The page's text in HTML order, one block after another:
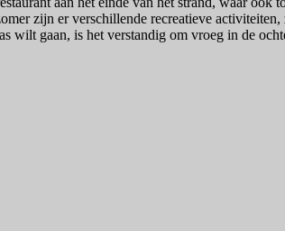
zijn er verschillende recreatieve
wilt gaan, is het verstandig om vroeg in de